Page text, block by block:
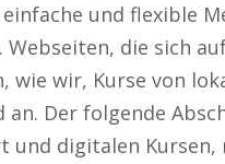
und flexible
die sich
wie wir, Kurse von
an. Der folgende
und digitalen